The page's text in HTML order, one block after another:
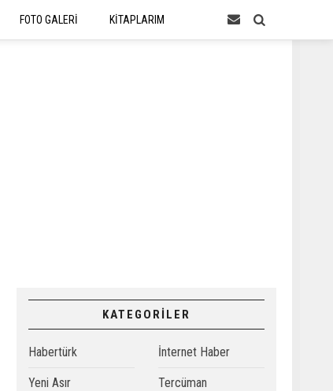
FOTO GALERİ
KİTAPLARIM
KATEGORİLER
Habertürk İnternet Haber
Yeni Asır Tercüman